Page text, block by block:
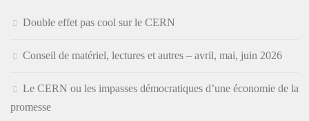
Double effet pas cool sur le CERN
Conseil de matériel, lectures et autres – avril, mai, juin 2026
Le CERN ou les impasses démocratiques d’une économie de la
promesse